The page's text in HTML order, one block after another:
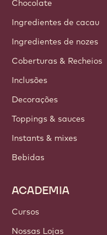
Chocolate
Ingredientes de cacau
Ingredientes de nozes
Coberturas & Recheios
Inclusões
Decorações
Toppings & sauces
Instants & mixes
Bebidas
ACADEMIA
Cursos
Nossas Lojas